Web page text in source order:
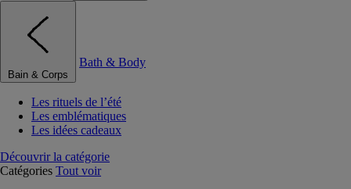
Bain & Corps
Bath & Body
Les rituels de l’été
Les emblématiques
Les idées cadeaux
Découvrir la catégorie
Catégories Tout voir